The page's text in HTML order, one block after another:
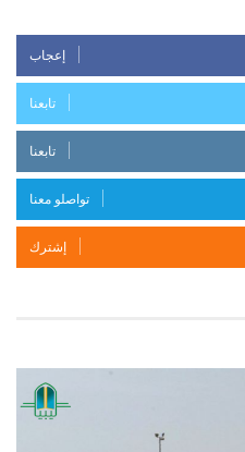
إعجاب
تابعنا
تابعنا
تواصلو معنا
إشترك